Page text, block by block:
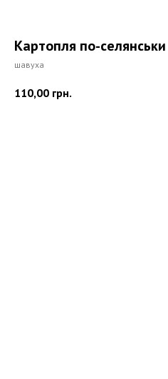
Картопля по-селянськи
шавуха
110,00 грн.